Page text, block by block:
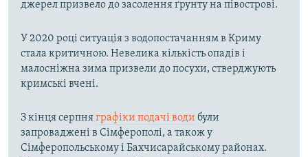
джерел призвело до засолення ґрунту на півострові.
У 2020 році ситуація з водопостачанням в Криму
стала критичною. Невелика кількість опадів і
малосніжна зима призвели до посухи, стверджують
кримські вчені.
З кінця серпняграфіки подачі води були
запроваджені в Сімферополі, а також у
Сімферопольському і Бахчисарайському районах.